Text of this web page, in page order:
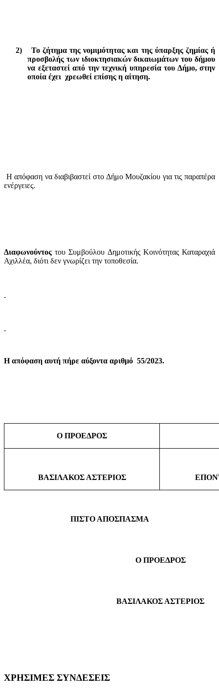
2)
Το ζήτημα της νομιμότητας και της ύπαρξης ζημίας ή
προσβολής των ιδιοκτησιακών δικαιωμάτων του δήμου
να εξεταστεί από την τεχνική υπηρεσία του Δήμο, στην
οποία έχει χρεωθεί επίσης η αίτηση.
Η απόφαση να διαβιβαστεί στο Δήμο Μουζακίου για τις παραπέρα
ενέργειες.
Διαφωνούντος του Συμβούλου Δημοτικής Κοινότητας Καταραχιά
Αχιλλέα, διότι δεν γνωρίζει την τοποθεσία.
Η απόφαση αυτή πήρε αύξοντα αριθμό 55/2023.
Ο ΠΡΟΕΔΡΟΣ
ΒΑΣΙΛΑΚΟΣ ΑΣΤΕΡΙΟΣ
ΠΙΣΤΟ ΑΠΟΣΠΑΣΜΑ
Ο ΠΡΟΕΔΡΟΣ
ΒΑΣΙΛΑΚΟΣ ΑΣΤΕΡΙΟΣ
ΧΡΗΣΙΜΕΣ ΣΥΝΔΕΣΕΙΣ